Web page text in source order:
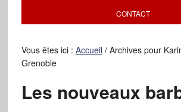
CONTACT
Vous êtes ici : Accueil /Archives pour
Grenoble
Les nouveaux